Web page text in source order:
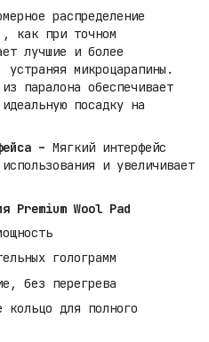
распределение
, как при точном
лучшие и более
устраняя микроцарапины.
паралона обеспечивает
посадку на
– Мягкий интерфейс
и увеличивает
Premium Wool Pad
голограмм
без перегрева
кольцо для полного